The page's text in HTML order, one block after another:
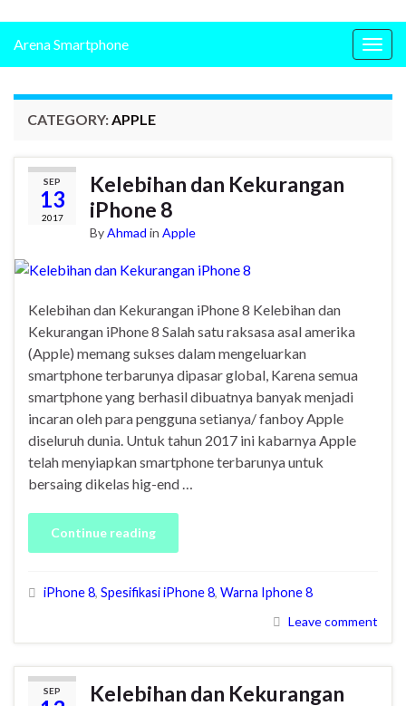
Arena Smartphone
CATEGORY:APPLE
SEP
13
2017
Kelebihan dan Kekurangan
iPhone 8
ByAhmad in Apple
Kelebihan dan Kekurangan iPhone 8 Kelebihan dan
Kekurangan iPhone 8 Salah satu raksasa asal amerika
(Apple) memang sukses dalam mengeluarkan
smartphone terbarunya dipasar global, Karena semua
smartphone yang berhasil dibuatnya banyak menjadi
incaran oleh para pengguna setianya/ fanboy Apple
diseluruh dunia. Untuk tahun 2017 ini kabarnya Apple
telah menyiapkan smartphone terbarunya untuk
bersaing dikelas hig-end …
Continue reading
iPhone 8, Spesifikasi iPhone 8, Warna Iphone 8
Leave comment
SEP
Kelebihan dan Kekurangan